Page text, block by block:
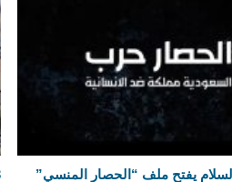
يفتح ملف “الحصار المنسي”